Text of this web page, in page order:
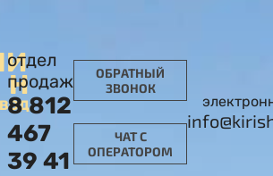
отдел
продаж
8 812
467
39 41
ОБРАТНЫЙ
ЗВОНОК
ЧАТ С
ОПЕРАТОРОМ